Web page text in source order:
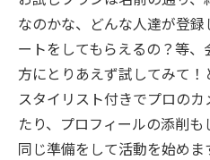
なのかな、どんな人達が登
ートをしてもらえるの？等
方にとりあえず試してみて！
スタイリスト付きでプロの
たり、プロフィールの添削
同じ準備をして活動を始めま